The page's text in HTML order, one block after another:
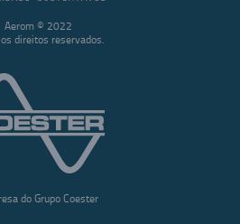
Aerom © 2022
direitos reservados.
do Grupo Coester